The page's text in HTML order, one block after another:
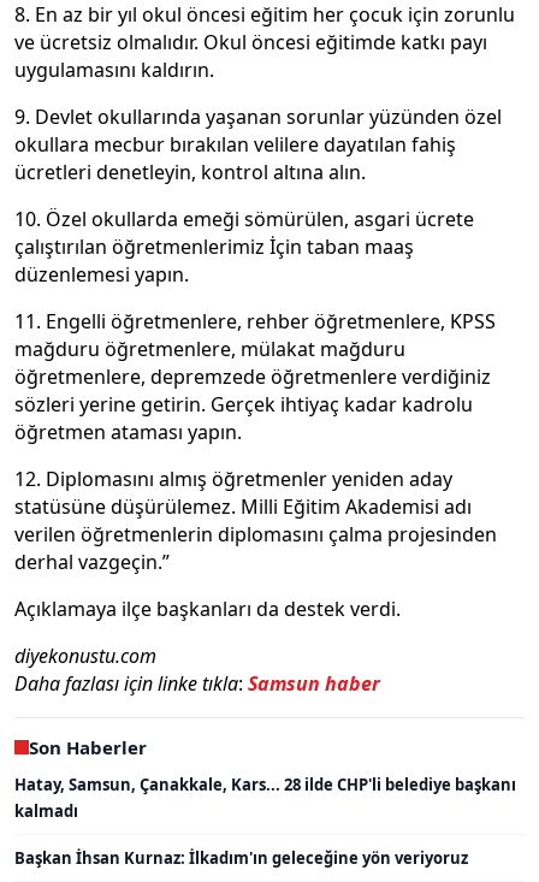
8. En az bir yıl okul öncesi eğitim her çocuk için zorunlu
ve ücretsiz olmalıdır. Okul öncesi eğitimde katkı payı
uygulamasını kaldırın.
9. Devlet okullarında yaşanan sorunlar yüzünden özel
okullara mecbur bırakılan velilere dayatılan fahiş
ücretleri denetleyin, kontrol altına alın.
10. Özel okullarda emeği sömürülen, asgari ücrete
çalıştırılan öğretmenlerimiz İçin taban maaş
düzenlemesi yapın.
11. Engelli öğretmenlere, rehber öğretmenlere, KPSS
mağduru öğretmenlere, mülakat mağduru
öğretmenlere, depremzede öğretmenlere verdiğiniz
sözleri yerine getirin. Gerçek ihtiyaç kadar kadrolu
öğretmen ataması yapın.
12. Diplomasını almış öğretmenler yeniden aday
statüsüne düşürülemez. Milli Eğitim Akademisi adı
verilen öğretmenlerin diplomasını çalma projesinden
derhal vazgeçin.”
Açıklamaya ilçe başkanları da destek verdi.
diyekonustu.com
Daha fazlası için linke tıkla: Samsun haber
Son Haberler
Hatay, Samsun, Çanakkale, Kars... 28 ilde CHP'li belediye başkanı
kalmadı
Başkan İhsan Kurnaz: İlkadım'ın geleceğine yön veriyoruz